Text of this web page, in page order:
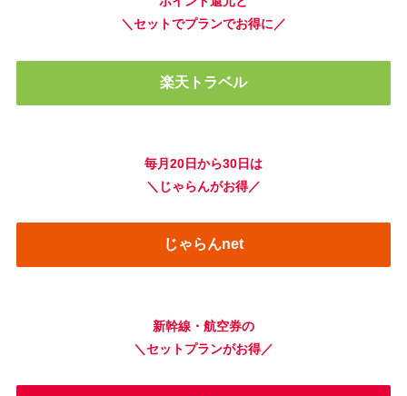
＼セットでプランでお得に／
楽天トラベル
毎月20日から30日は
＼じゃらんがお得／
じゃらんnet
新幹線・航空券の
＼セットプランがお得／